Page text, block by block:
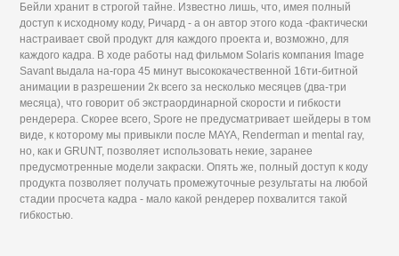
Бейли хранит в строгой тайне. Известно лишь, что, имея полный
доступ к исходному коду, Ричард - а он автор этого кода -фактически
настраивает свой продукт для каждого проекта и, возможно, для
каждого кадра. В ходе работы над фильмом Solaris компания Image
Savant выдала на-гора 45 минут высококачественной 16ти-битной
анимации в разрешении 2к всего за несколько месяцев (два-три
месяца), что говорит об экстраординарной скорости и гибкости
рендерера. Скорее всего, Spore не предусматривает шейдеры в том
виде, к которому мы привыкли после MAYA, Renderman и mental ray,
но, как и GRUNT, позволяет использовать некие, заранее
предусмотренные модели закраски. Опять же, полный доступ к коду
продукта позволяет получать промежуточные результаты на любой
стадии просчета кадра - мало какой рендерер похвалится такой
гибкостью.